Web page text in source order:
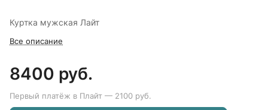
Куртка мужская Лайт
Все описание
8400 руб.
Первый платёж в Плайт — 2100 руб.